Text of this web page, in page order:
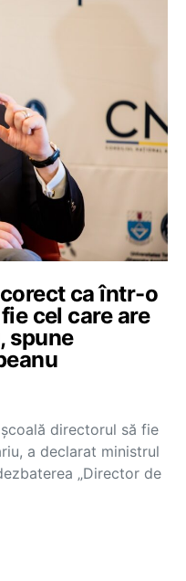
ca într-o
cel care are
spune
directorul să fie
a declarat ministrul
„Director de